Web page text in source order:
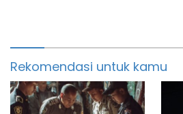
Rekomendasi untuk kamu